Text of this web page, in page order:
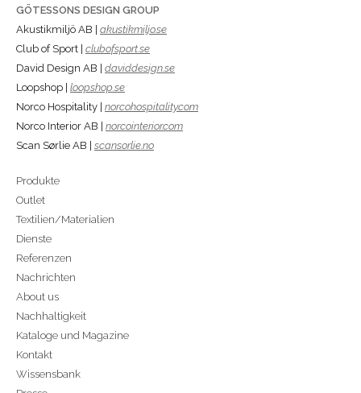
GÖTESSONS DESIGN GROUP
Akustikmiljö AB | akustikmiljo.se
Club of Sport | clubofsport.se
David Design AB | daviddesign.se
Loopshop | loopshop.se
Norco Hospitality | norcohospitality.com
Norco Interior AB | norcointerior.com
Scan Sørlie AB | scansorlie.no
Produkte
Outlet
Textilien/Materialien
Dienste
Referenzen
Nachrichten
About us
Nachhaltigkeit
Kataloge und Magazine
Kontakt
Wissensbank